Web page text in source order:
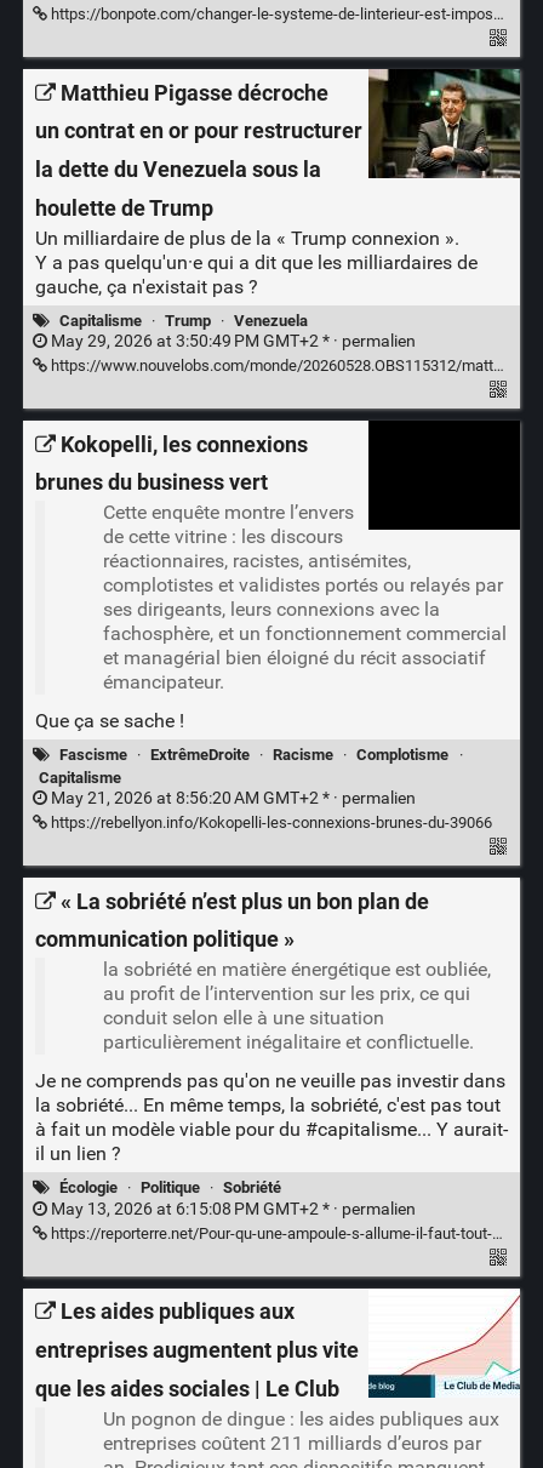
https://bonpote.com/changer-le-systeme-de-linterieur-est-impossible/
Matthieu Pigasse décroche
un contrat en or pour restructurer
la dette du Venezuela sous la
houlette de Trump
Un milliardaire de plus de la « Trump connexion ».
Y a pas quelqu'un·e qui a dit que les milliardaires de
gauche, ça n'existait pas ?
Capitalisme · Trump · Venezuela
May 29, 2026 at 3:50:49 PM GMT+2 * · permalien
https://www.nouvelobs.com/monde/20260528.OBS115312/matthieu-pigasse-decroche-un-contrat-en-or-pour-restructurer-la-dette-du-venezuela-sous-la-houlette-de-trump.html
Kokopelli, les connexions
brunes du business vert
Cette enquête montre l’envers
de cette vitrine : les discours
réactionnaires, racistes, antisémites,
complotistes et validistes portés ou relayés par
ses dirigeants, leurs connexions avec la
fachosphère, et un fonctionnement commercial
et managérial bien éloigné du récit associatif
émancipateur.
Que ça se sache !
Fascisme · ExtrêmeDroite · Racisme · Complotisme
·
Capitalisme
May 21, 2026 at 8:56:20 AM GMT+2 * · permalien
https://rebellyon.info/Kokopelli-les-connexions-brunes-du-39066
« La sobriété n’est plus un bon plan de
communication politique »
la sobriété en matière énergétique est oubliée,
au profit de l’intervention sur les prix, ce qui
conduit selon elle à une situation
particulièrement inégalitaire et conflictuelle.
Je ne comprends pas qu'on ne veuille pas investir dans
la sobriété... En même temps, la sobriété, c'est pas tout
à fait un modèle viable pour du #capitalisme... Y aurait-
il un lien ?
Écologie · Politique · Sobriété
May 13, 2026 at 6:15:08 PM GMT+2 * · permalien
https://reporterre.net/Pour-qu-une-ampoule-s-allume-il-faut-tout-un-reseau-de-lignes-a-haute-tension-de-cables-d
Les aides publiques aux
entreprises augmentent plus vite
que les aides sociales | Le Club
Un pognon de dingue : les aides publiques aux
entreprises coûtent 211 milliards d’euros par